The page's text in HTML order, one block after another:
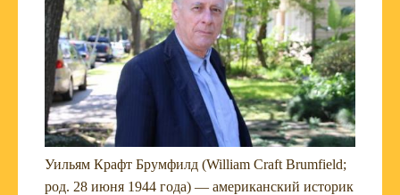
Уильям Крафт Брумфилд (William Craft Brumfield;
род. 28 июня 1944 года) — американский историк